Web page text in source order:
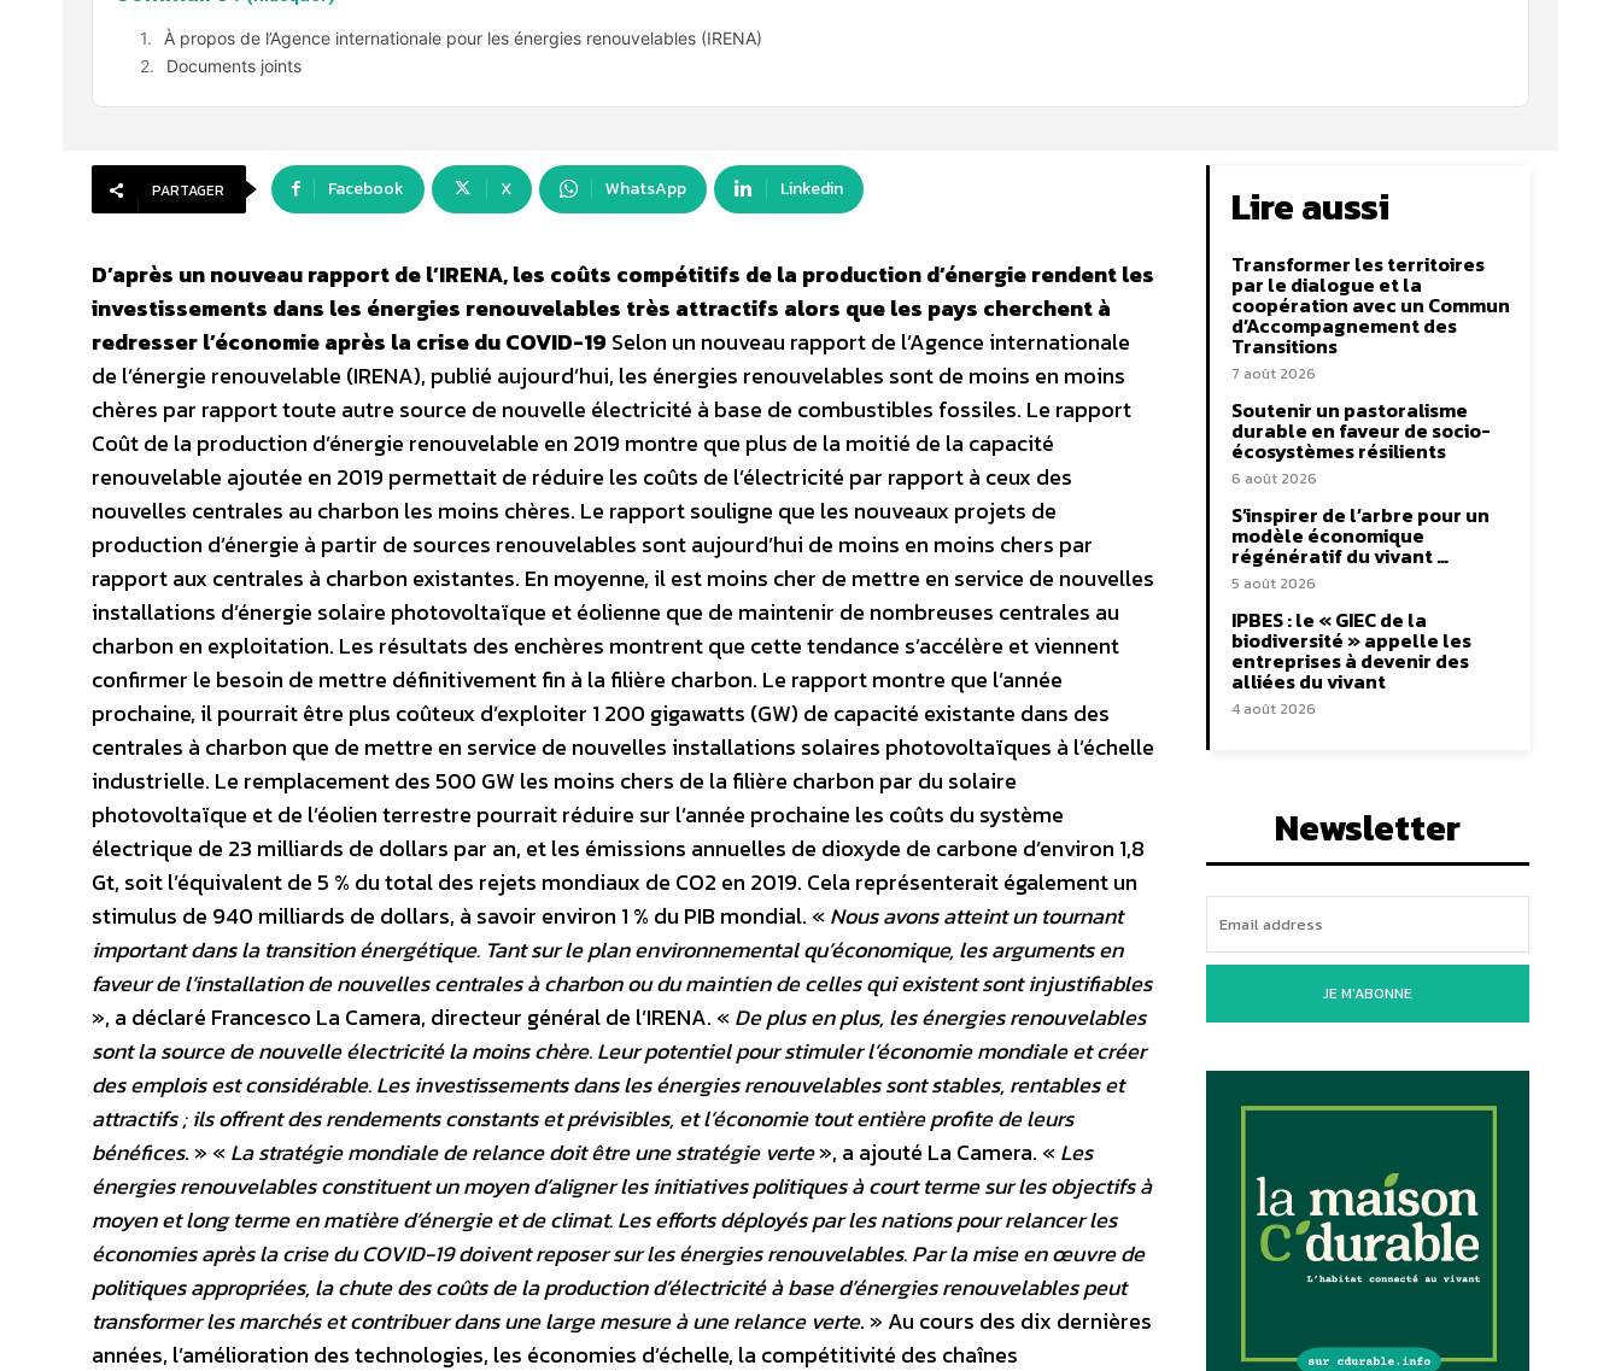
À propos de l’Agence internationale pour les énergies renouvelables (IRENA)
Documents joints
PARTAGER Facebook X WhatsApp Linkedin
D’après un nouveau rapport de l’IRENA, les coûts compétitifs de la production d’énergie rendent les
investissements dans les énergies renouvelables très attractifs alors que les pays cherchent à
redresser l’économie après la crise du COVID-19 Selon un nouveau rapport de l’Agence internationale
de l’énergie renouvelable (IRENA), publié aujourd’hui, les énergies renouvelables sont de moins en moins
chères par rapport toute autre source de nouvelle électricité à base de combustibles fossiles. Le rapport
Coût de la production d’énergie renouvelable en 2019 montre que plus de la moitié de la capacité
renouvelable ajoutée en 2019 permettait de réduire les coûts de l’électricité par rapport à ceux des
nouvelles centrales au charbon les moins chères. Le rapport souligne que les nouveaux projets de
production d’énergie à partir de sources renouvelables sont aujourd’hui de moins en moins chers par
rapport aux centrales à charbon existantes. En moyenne, il est moins cher de mettre en service de nouvelles
installations d’énergie solaire photovoltaïque et éolienne que de maintenir de nombreuses centrales au
charbon en exploitation. Les résultats des enchères montrent que cette tendance s’accélère et viennent
confirmer le besoin de mettre définitivement fin à la filière charbon. Le rapport montre que l’année
prochaine, il pourrait être plus coûteux d’exploiter 1 200 gigawatts (GW) de capacité existante dans des
centrales à charbon que de mettre en service de nouvelles installations solaires photovoltaïques à l’échelle
industrielle. Le remplacement des 500 GW les moins chers de la filière charbon par du solaire
photovoltaïque et de l’éolien terrestre pourrait réduire sur l’année prochaine les coûts du système
électrique de 23 milliards de dollars par an, et les émissions annuelles de dioxyde de carbone d’environ 1,8
Gt, soit l’équivalent de 5 % du total des rejets mondiaux de CO2 en 2019. Cela représenterait également un
stimulus de 940 milliards de dollars, à savoir environ 1 % du PIB mondial. «Nous avons atteint un tournant
important dans la transition énergétique. Tant sur le plan environnemental qu’économique, les arguments en
faveur de l’installation de nouvelles centrales à charbon ou du maintien de celles qui existent sont injustifiables
», a déclaré Francesco La Camera, directeur général de l’IRENA. «De plus en plus, les énergies renouvelables
sont la source de nouvelle électricité la moins chère. Leur potentiel pour stimuler l’économie mondiale et créer
des emplois est considérable. Les investissements dans les énergies renouvelables sont stables, rentables et
attractifs ; ils offrent des rendements constants et prévisibles, et l’économie tout entière profite de leurs
bénéfices. » «La stratégie mondiale de relance doit être une stratégie verte», a ajouté La Camera. «Les
énergies renouvelables constituent un moyen d’aligner les initiatives politiques à court terme sur les objectifs à
moyen et long terme en matière d’énergie et de climat. Les efforts déployés par les nations pour relancer les
économies après la crise du COVID-19 doivent reposer sur les énergies renouvelables. Par la mise en œuvre de
politiques appropriées, la chute des coûts de la production d’électricité à base d’énergies renouvelables peut
transformer les marchés et contribuer dans une large mesure à une relance verte. » Au cours des dix dernières
années, l’amélioration des technologies, les économies d’échelle, la compétitivité des chaînes
Lire aussi
Transformer les territoires
par le dialogue et la
coopération avec un Commun
d’Accompagnement des
Transitions
7 août 2026
Soutenir un pastoralisme
durable en faveur de socio-
écosystèmes résilients
6 août 2026
S’inspirer de l’arbre pour un
modèle économique
régénératif du vivant …
5 août 2026
IPBES : le « GIEC de la
biodiversité » appelle les
entreprises à devenir des
alliées du vivant
4 août 2026
Newsletter
JE M'ABONNE